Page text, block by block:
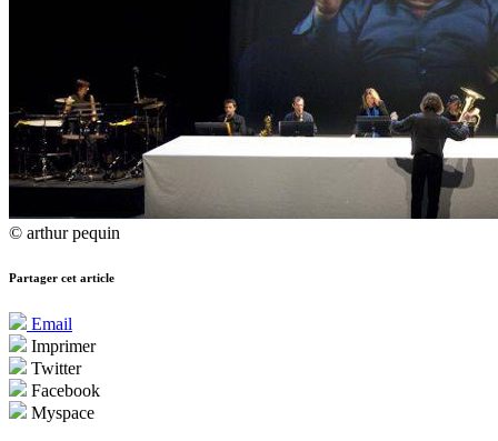
© arthur pequin
Partager cet article
Email
Imprimer
Twitter
Facebook
Myspace